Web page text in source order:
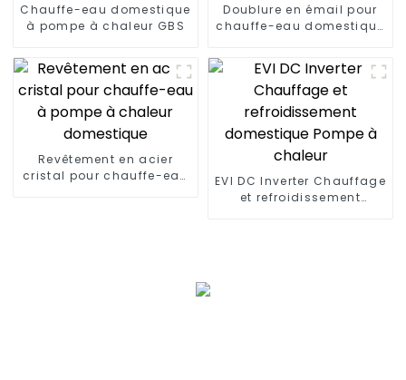
Chauffe-eau domestique
à pompe à chaleur GBS
Doublure en émail pour
chauffe-eau domestique
Revêtement en acier
cristal pour chauffe-eau
EVI DC Inverter Chauffage
et refroidissement